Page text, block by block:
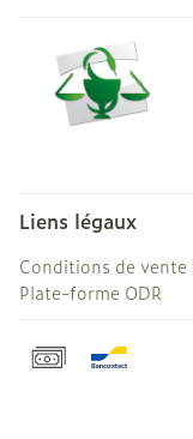
Liens légaux
Conditions de vente
Plate-forme ODR